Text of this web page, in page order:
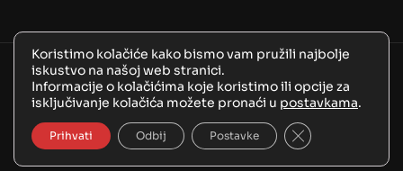
© 2026 Sva prava pridržana, FokusNaHit!
BozooArt
Koristimo kolačiće kako bismo vam pružili najbolje
iskustvo na našoj web stranici.
Informacije o kolačićima koje koristimo ili opcije za
isključivanje kolačića možete pronaći u postavkama.
Prihvati Odbij Postavke Close GDPR